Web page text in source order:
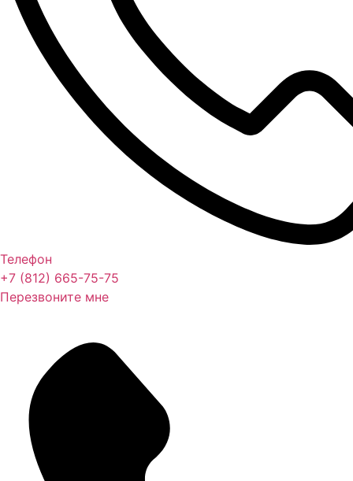
Телефон
+7 (812) 665-75-75
Перезвоните мне